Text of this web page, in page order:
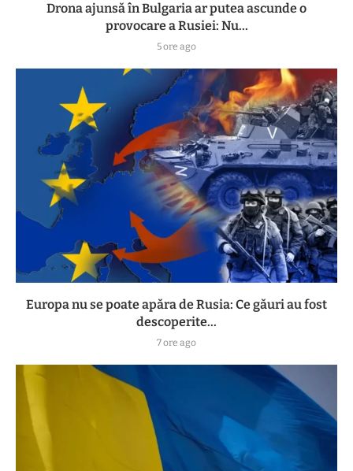
Drona ajunsă în Bulgaria ar putea ascunde o
provocare a Rusiei: Nu...
5 ore ago
Europa nu se poate apăra de Rusia: Ce găuri au fost
descoperite...
7 ore ago